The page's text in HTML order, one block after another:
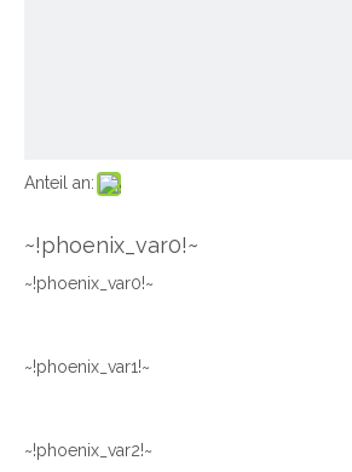
Anteil an:
~!phoenix_var0!~
~!phoenix_var0!~
~!phoenix_var1!~
~!phoenix_var2!~